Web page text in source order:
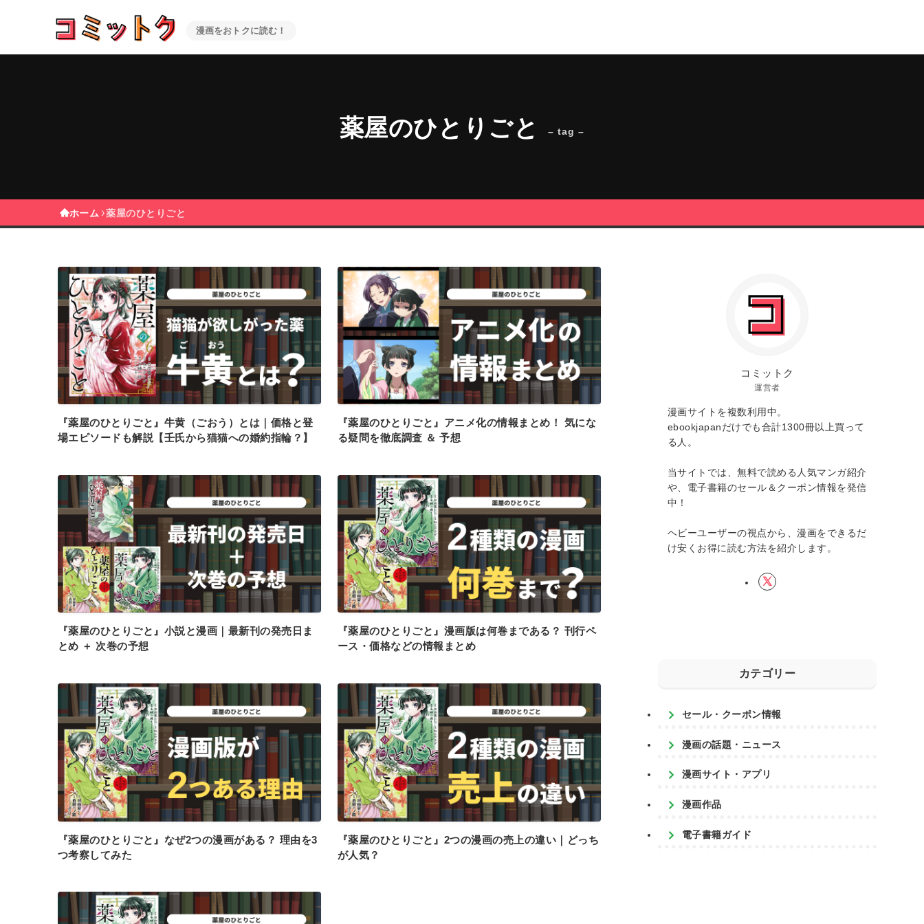
漫画をおトクに読む！
薬屋のひとりごと – tag –
ホーム 薬屋のひとりごと
『薬屋のひとりごと』牛黄（ごおう）とは｜価格と登
場エピソードも解説【壬氏から猫猫への婚約指輪？】
『薬屋のひとりごと』アニメ化の情報まとめ！ 気にな
る疑問を徹底調査 ＆ 予想
『薬屋のひとりごと』小説と漫画｜最新刊の発売日ま
とめ ＋ 次巻の予想
『薬屋のひとりごと』漫画版は何巻まである？ 刊行ペ
ース・価格などの情報まとめ
『薬屋のひとりごと』なぜ2つの漫画がある？ 理由を3
つ考察してみた
『薬屋のひとりごと』2つの漫画の売上の違い｜どっち
が人気？
コミットク
運営者
漫画サイトを複数利用中。
ebookjapanだけでも合計1300冊以上買って
る人。
当サイトでは、無料で読める人気マンガ紹介
や、電子書籍のセール＆クーポン情報を発信
中！
ヘビーユーザーの視点から、漫画をできるだ
け安くお得に読む方法を紹介します。
カテゴリー
セール・クーポン情報
漫画の話題・ニュース
漫画サイト・アプリ
漫画作品
電子書籍ガイド